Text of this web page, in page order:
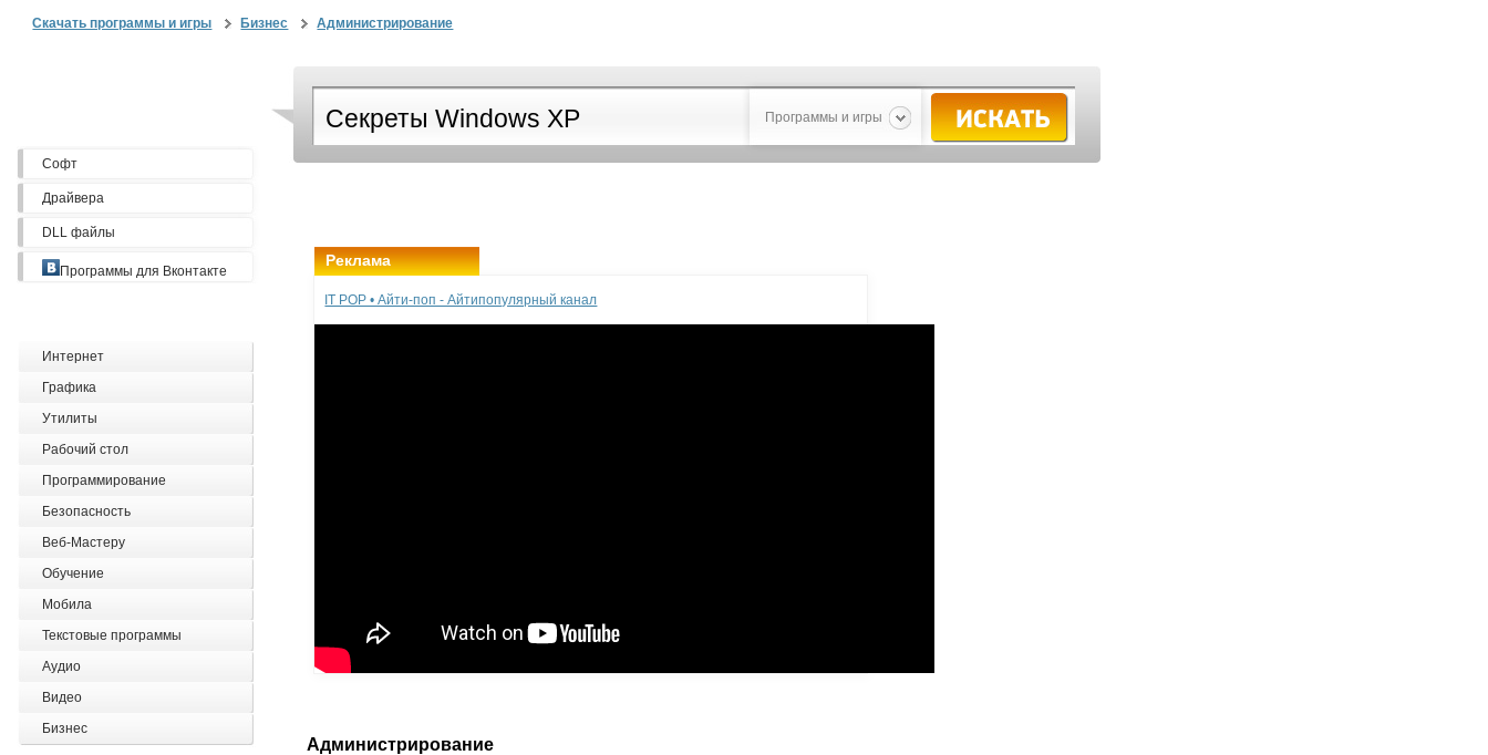
Скачать программы и игры Бизнес Администрирование
Программы и игры
Софт
Драйвера
DLL файлы
Программы для Вконтакте
Интернет
Графика
Утилиты
Рабочий стол
Программирование
Безопасность
Веб-Мастеру
Обучение
Мобила
Текстовые программы
Аудио
Видео
Бизнес
Реклама
IT POP • Айти-поп - Айтипопулярный канал
Администрирование